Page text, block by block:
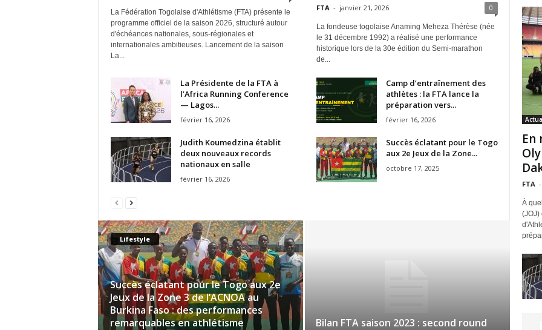
La Fédération Togolaise d'Athlétisme (FTA) présente le
programme officiel de la saison 2026, structuré autour
d'échéances nationales, sous-régionales et
internationales ambitieuses. Lancement de la saison
La...
FTA - janvier 21, 2026 0
La fondeuse togolaise Anaming Meheza Thérèse (née
le 31 décembre 1992) a réalisé une performance
historique lors de la 30e édition du Semi-marathon
de...
La Présidente de la FTA à
l’Africa Running Conference
— Lagos...
février 16, 2026
Camp d’entraînement des
athlètes : la FTA lance la
préparation vers...
février 16, 2026
Judith Koumedzina établit
deux nouveaux records
nationaux en salle
février 16, 2026
Succès éclatant pour le Togo
aux 2e Jeux de la Zone...
octobre 17, 2025
Lifestyle
Succès éclatant pour le Togo aux 2e
Jeux de la Zone 3 de l’ACNOA au
Burkina Faso : des performances
remarquables en athlétisme
Bilan FTA saison 2023 : second round
En
FTA -
À
(JOJ)